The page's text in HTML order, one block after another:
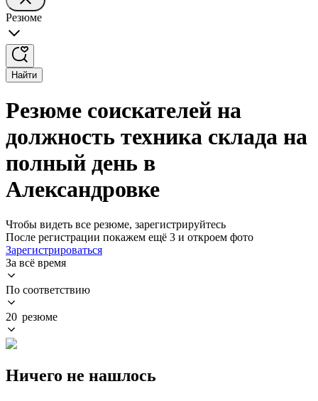
Резюме
Найти
Резюме соискателей на
должность техника склада на
полный день в
Александровке
Чтобы видеть все резюме, зарегистрируйтесь
После регистрации покажем ещё 3 и откроем фото
Зарегистрироваться
За всё время
По соответствию
20 резюме
Ничего не нашлось